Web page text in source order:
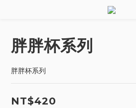
胖胖杯系列
胖胖杯系列
NT$420